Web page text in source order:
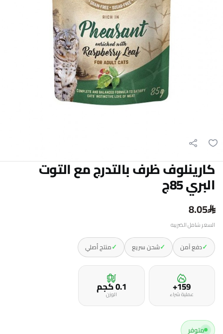
كارينلوف ظرف بالتدرج مع التوت
البري 85ج
8.05
السعر شامل الضريبه
✓دفع آمن ✓شحن سريع ✓منتج أصلي
159+
عملية شراء 0.1 كجمالوزن
متوفر